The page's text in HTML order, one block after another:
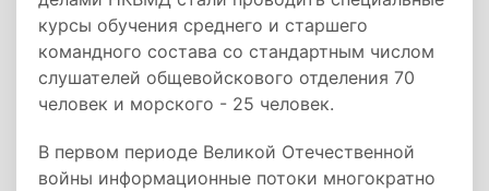
курсы обучения среднего и старшего
командного состава со стандартным числом
слушателей общевойскового отделения 70
человек и морского - 25 человек.
В первом периоде Великой Отечественной
войны информационные потоки многократно